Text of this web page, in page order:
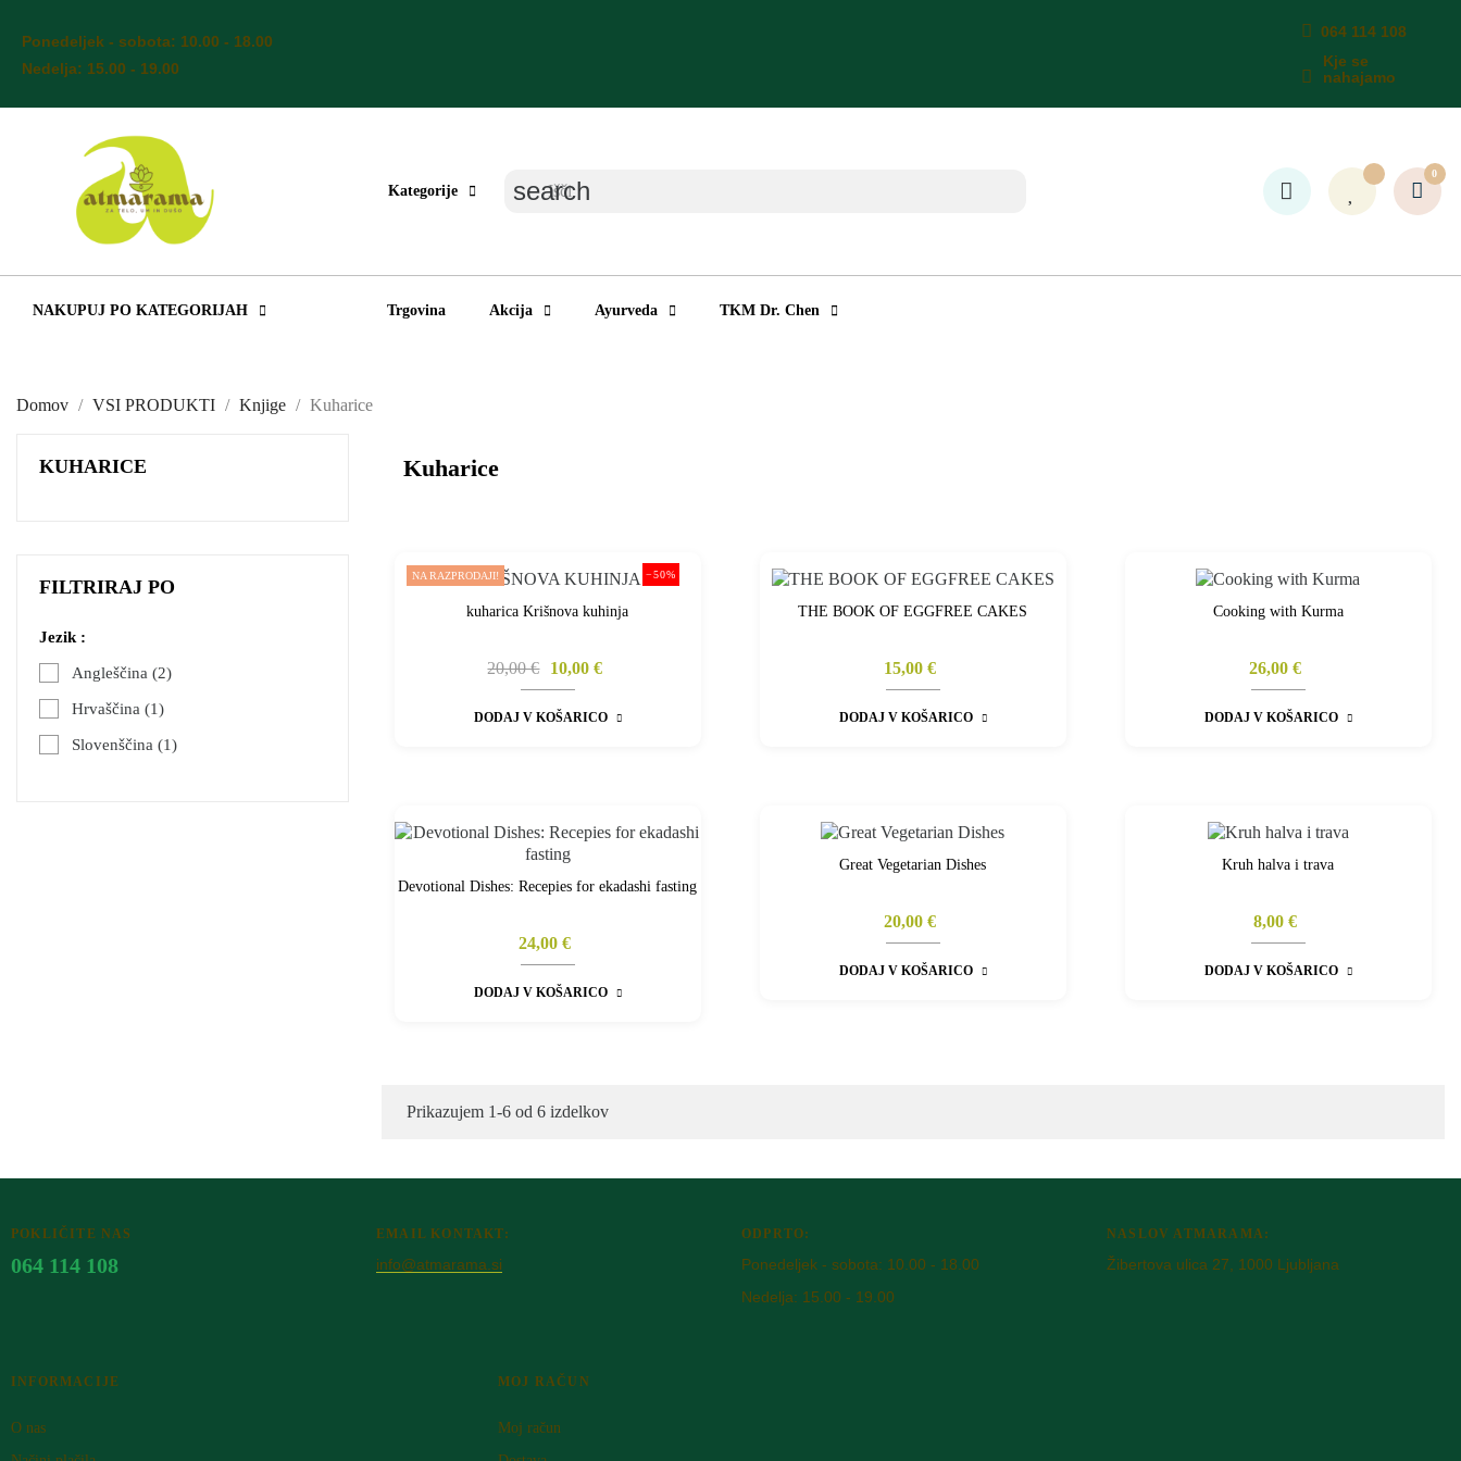
Ponedeljek - sobota: 10.00 - 18.00
Nedelja: 15.00 - 19.00
064 114 108
Kje se
nahajamo
Kategorije search
0
NAKUPUJ PO KATEGORIJAH Trgovina Akcija Ayurveda TKM Dr. Chen
Domov VSI PRODUKTI Knjige Kuharice
KUHARICE
FILTRIRAJ PO
Jezik :
Angleščina (2)
Hrvaščina (1)
Slovenščina (1)
Kuharice
NA RAZPRODAJI!
kuharica Krišnova kuhinja
20,00 €
−50%
10,00 €
DODAJ V KOŠARICO
THE BOOK OF EGGFREE CAKES
15,00 €
DODAJ V KOŠARICO
Cooking with Kurma
26,00 €
DODAJ V KOŠARICO
Devotional Dishes: Recepies for ekadashi fasting
24,00 €
DODAJ V KOŠARICO
Great Vegetarian Dishes
20,00 €
DODAJ V KOŠARICO
Kruh halva i trava
8,00 €
DODAJ V KOŠARICO
Prikazujem 1-6 od 6 izdelkov
POKLIČITE NAS
064 114 108
EMAIL KONTAKT:
info@atmarama.si
ODPRTO:
Ponedeljek - sobota: 10.00 - 18.00
Nedelja: 15.00 - 19.00
NASLOV ATMARAMA:
Žibertova ulica 27, 1000 Ljubljana
INFORMACIJE
O nas
MOJ RAČUN
Moj račun